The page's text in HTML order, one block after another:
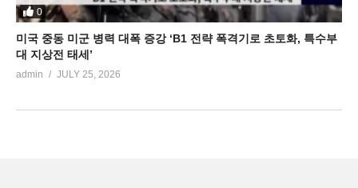
0
미국 중동 미군 병력 대폭 증강 ‘B1 전략 폭격기로 초토화, 특수부
대 지상전 태세’
admin JULY 25, 2026